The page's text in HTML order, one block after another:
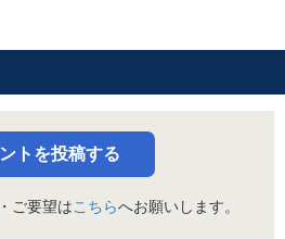
トを投稿する
ご要望はこちらへお願いします。